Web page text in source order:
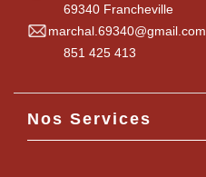
69340 Francheville
marchal.69340@gmail.com
851 425 413
Nos Services